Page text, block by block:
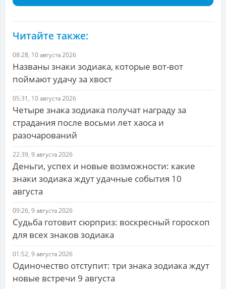
Читайте также:
08:28, 10 августа 2026
Названы знаки зодиака, которые вот-вот
поймают удачу за хвост
05:31, 10 августа 2026
Четыре знака зодиака получат награду за
страдания после восьми лет хаоса и
разочарований
22:39, 9 августа 2026
Деньги, успех и новые возможности: какие
знаки зодиака ждут удачные события 10
августа
09:26, 9 августа 2026
Судьба готовит сюрприз: воскресный гороскоп
для всех знаков зодиака
01:52, 9 августа 2026
Одиночество отступит: три знака зодиака ждут
новые встречи 9 августа